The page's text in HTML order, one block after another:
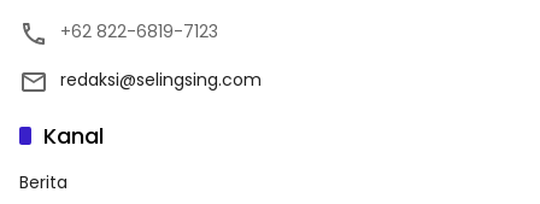
+62 822-6819-7123
redaksi@selingsing.com
Kanal
Berita